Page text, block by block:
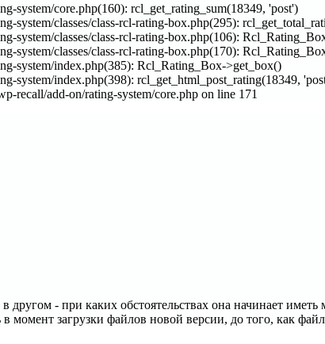
core.php(160): rcl_get_rating_sum(18349, 'post')
classes/class-rcl-rating-box.php(295):
classes/class-rcl-rating-box.php(106):
classes/class-rcl-rating-box.php(170):
system/index.php(385): Rcl_Rating_Box->get_box()
index.php(398): rcl_get_html_post_rating(18349,
add-on/rating-system/core.php on line 171
- при каких обстоятельствах она начинает
загрузки файлов новой версии, до того, как